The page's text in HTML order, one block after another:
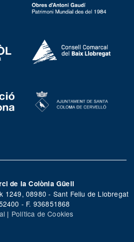
de la Colònia Güell
1249, 08980 - Sant Feliu de Llobregat
- F. 936851868
| Política de Cookies